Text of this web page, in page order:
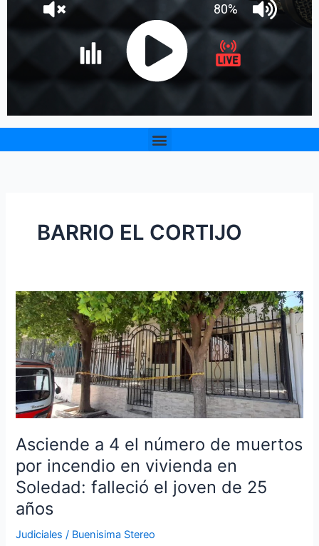
Menu
BARRIO EL CORTIJO
Asciende a 4 el número de muertos
por incendio en vivienda en
Soledad: falleció el joven de 25
años
Judiciales / Buenisima Stereo
Asciende
a
4
el
número
de
muertos
por
incendio
en
vivienda
en
Soledad:
el